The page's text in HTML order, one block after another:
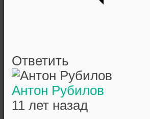
Ответить
Антон Рубилов
11 лет назад